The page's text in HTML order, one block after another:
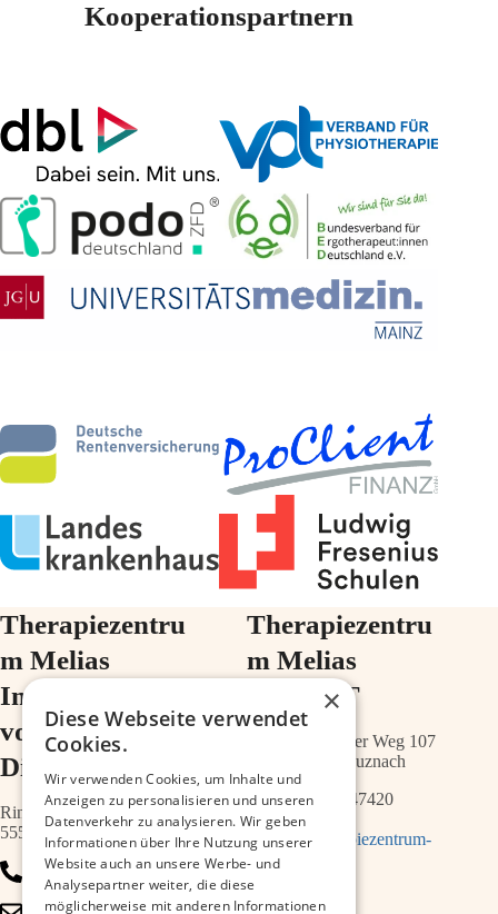
Kooperationspartnern
Therapiezentru
m Melias
Im Ärztehaus
vor der
Diakonie
Ringstr.64a
55543 Bad Kreuznach
0671 – 79467700
Therapiezentru
m Melias
im ZIMT
Schwabenheimer Weg 107
55543 Bad Kreuznach
0671 – 21547420
info@therapiezentrum-
melias.de
×
Diese Webseite verwendet
Cookies.
Wir verwenden Cookies, um Inhalte und
Anzeigen zu personalisieren und unseren
Datenverkehr zu analysieren. Wir geben
Informationen über Ihre Nutzung unserer
Website auch an unsere Werbe- und
Analysepartner weiter, die diese
möglicherweise mit anderen Informationen